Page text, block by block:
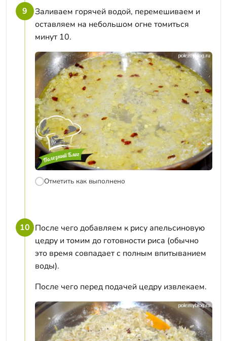
9
Заливаем горячей водой, перемешиваем и
оставляем на небольшом огне томиться
минут 10.
Отметить как выполнено
10 После чего добавляем к рису апельсиновую
цедру и томим до готовности риса (обычно
это время совпадает с полным впитыванием
воды).
После чего перед подачей цедру извлекаем.